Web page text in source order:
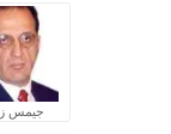
جيمس